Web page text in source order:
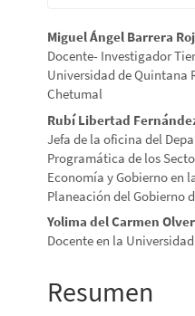
Contenido
principal
del
artículo
Miguel Ángel Barrera
Docente- Investigador
Universidad de Quintana
Chetumal
Rubí Libertad
Jefa de la oficina del
Programática de los
Economía y Gobierno en
Planeación del Gobierno
Yolima del Carmen
Docente en la
Resumen